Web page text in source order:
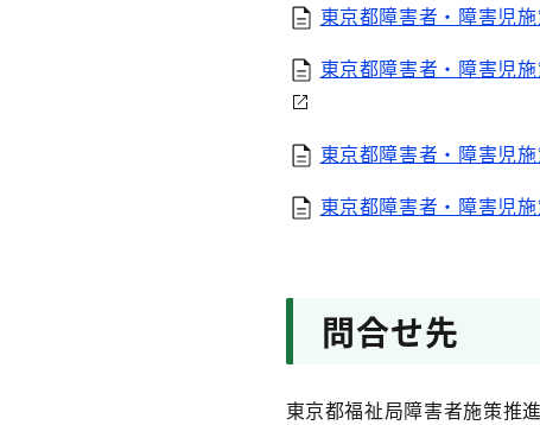
東京都障害者・障害児
東京都障害者・障害児
東京都障害者・障害児
東京都障害者・障害児
問合せ先
東京都福祉局障害者施策推